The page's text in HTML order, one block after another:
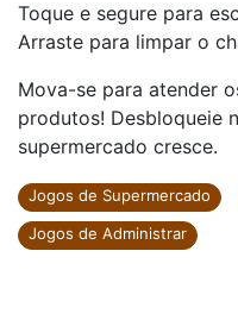
Toque e segure para
Arraste para limpar o
Mova-se para atender
produtos! Desbloqueie
supermercado cresce.
Jogos de Supermercado
Jogos de Administrar